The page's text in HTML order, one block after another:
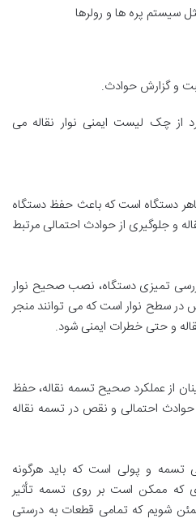
سیستم پره ها و رولرها
و گزارش حوادث.
از چک لیست ایمنی نوار نقاله می
دستگاه است که باعث حفظ دستگاه
و جلوگیری از حوادث احتمالی مرتبط
تمیزی دستگاه، نصب صحیح نوار
در سطح نوار است که می توانند منجر
و حتی خطرات ایمنی شود.
از عملکرد صحیح تسمه نقاله، حفظ
احتمالی و نقص در تسمه نقاله
و پولی است که باید هرگونه
که ممکن است بر روی تسمه تأثیر
شویم که تمامی قطعات به درستی